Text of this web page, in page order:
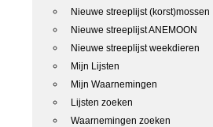
Nieuwe streeplijst (korst)mossen
Nieuwe streeplijst ANEMOON
Nieuwe streeplijst weekdieren
Mijn Lijsten
Mijn Waarnemingen
Lijsten zoeken
Waarnemingen zoeken